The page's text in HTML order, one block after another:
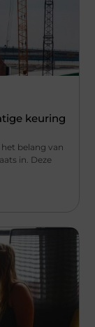
keuring
belang van
in. Deze